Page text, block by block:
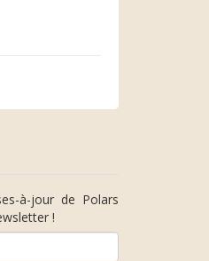
à-jour de Polars
!